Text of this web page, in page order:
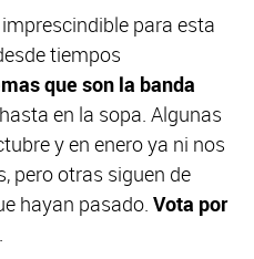
para esta
tiempos
que son la banda
en la sopa. Algunas
y en enero ya ni nos
pero otras siguen de
hayan pasado. Vota por